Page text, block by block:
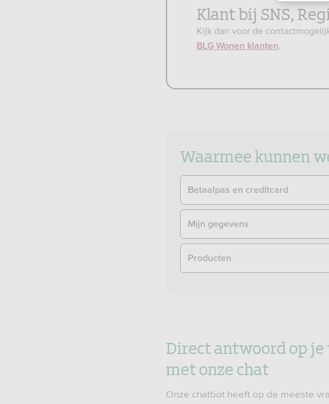
Klant bij SNS,
Kijk dan voor de
BLG Wonen klanten.
Waarmee kunnen
Betaalpas en creditcard
Mijn gegevens
Producten
Direct antwoord op je
met onze chat
Onze chatbot heeft op de meeste